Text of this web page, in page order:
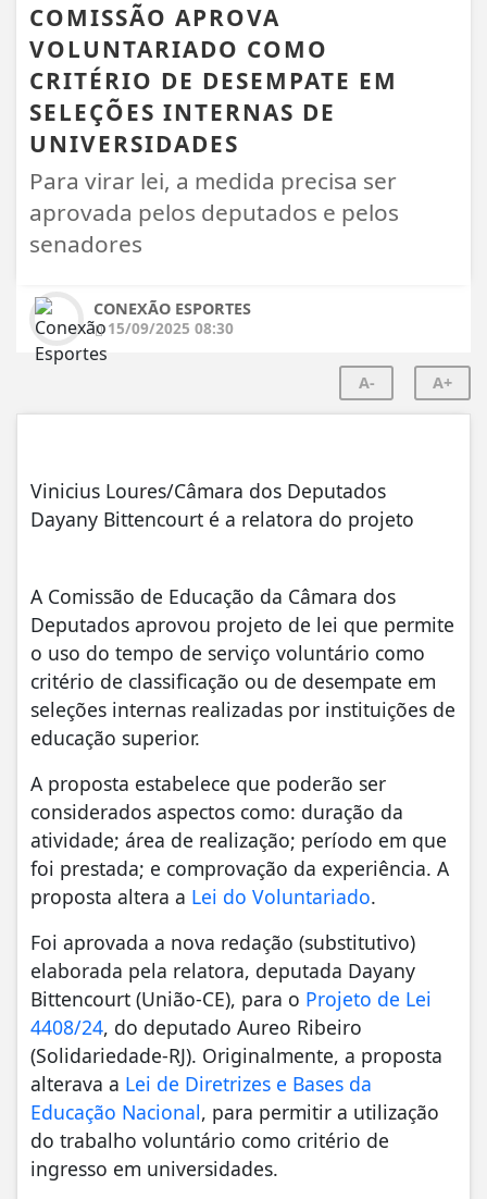
COMISSÃO APROVA
VOLUNTARIADO COMO
CRITÉRIO DE DESEMPATE EM
SELEÇÕES INTERNAS DE
UNIVERSIDADES
Para virar lei, a medida precisa ser
aprovada pelos deputados e pelos
senadores
CONEXÃO ESPORTES
15/09/2025 08:30
A- A+
Vinicius Loures/Câmara dos Deputados
Dayany Bittencourt é a relatora do projeto
A Comissão de Educação da Câmara dos
Deputados aprovou projeto de lei que permite
o uso do tempo de serviço voluntário como
critério de classificação ou de desempate em
seleções internas realizadas por instituições de
educação superior.
A proposta estabelece que poderão ser
considerados aspectos como: duração da
atividade; área de realização; período em que
foi prestada; e comprovação da experiência. A
proposta altera a Lei do Voluntariado.
Foi aprovada a nova redação (substitutivo)
elaborada pela relatora, deputada Dayany
Bittencourt (União-CE), para o Projeto de Lei
4408/24, do deputado Aureo Ribeiro
(Solidariedade-RJ). Originalmente, a proposta
alterava a Lei de Diretrizes e Bases da
Educação Nacional, para permitir a utilização
do trabalho voluntário como critério de
ingresso em universidades.